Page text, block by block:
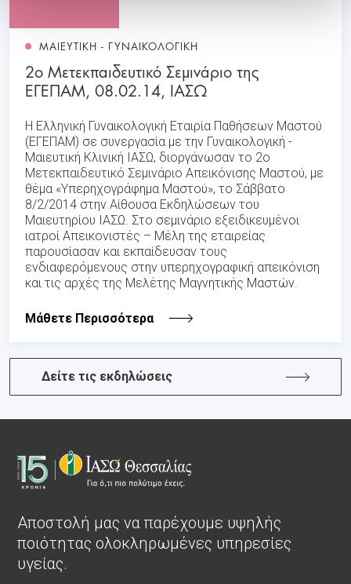
ΜΑΙΕΥΤΙΚΗ - ΓΥΝΑΙΚΟΛΟΓΙΚΗ
2ο Μετεκπαιδευτικό Σεμινάριο της
ΕΓΕΠΑΜ, 08.02.14, ΙΑΣΩ
Η Ελληνική Γυναικολογική Εταιρία Παθήσεων Μαστού
(ΕΓΕΠΑΜ) σε συνεργασία με την Γυναικολογική -
Μαιευτική Κλινική ΙΑΣΩ, διοργάνωσαν το 2ο
Μετεκπαιδευτικό Σεμινάριο Απεικόνισης Μαστού, με
θέμα «Υπερηχογράφημα Μαστού», το Σάββατο
8/2/2014 στην Αίθουσα Εκδηλώσεων του
Μαιευτηρίου ΙΑΣΩ. Στο σεμινάριο εξειδικευμένοι
ιατροί Απεικονιστές – Μέλη της εταιρείας
παρουσίασαν και εκπαίδευσαν τους
ενδιαφερόμενους στην υπερηχογραφική απεικόνιση
και τις αρχές της Μελέτης Μαγνητικής Μαστών.
Μάθετε Περισσότερα
Δείτε τις εκδηλώσεις
Αποστολή μας να παρέχουμε υψηλής
ποιότητας ολοκληρωμένες υπηρεσίες
υγείας.